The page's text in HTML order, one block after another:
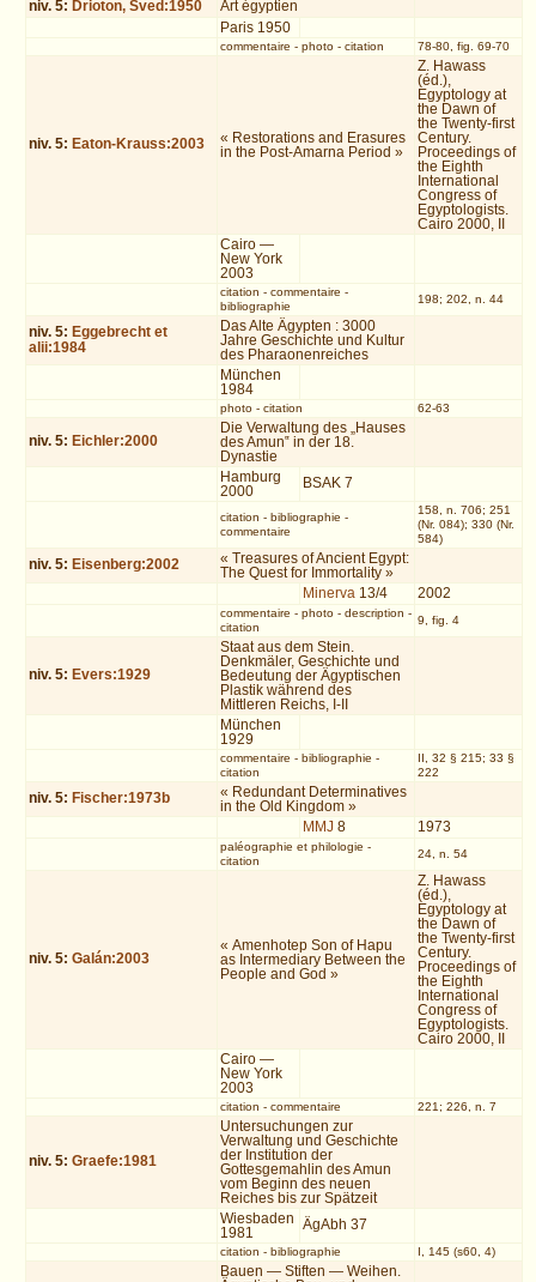
niv. 5: Drioton, Sved:1950
Art égyptien
Paris 1950
commentaire - photo- citation 78-80, fig. 69-70
niv. 5: Eaton-Krauss:2003
« Restorations and Erasures
in the Post-Amarna Period »
Z. Hawass
(éd.),
Egyptology at
the Dawn of
the Twenty-first
Century.
Proceedings of
the Eighth
International
Congress of
Egyptologists.
Cairo 2000, II
Cairo —
New York
2003
citation - commentaire -
bibliographie
198; 202, n. 44
niv. 5: Eggebrecht et
alii:1984
Das Alte Ägypten : 3000
Jahre Geschichte und Kultur
des Pharaonenreiches
München
1984
photo- citation 62-63
niv. 5: Eichler:2000
Die Verwaltung des „Hauses
des Amun‟ in der 18.
Dynastie
Hamburg
2000
BSAK 7
citation - bibliographie -
commentaire
158, n. 706; 251
(Nr. 084); 330 (Nr.
584)
niv. 5: Eisenberg:2002
« Treasures of Ancient Egypt:
The Quest for Immortality »
Minerva 13/4 2002
commentaire - photo- description -
citation
9, fig. 4
niv. 5: Evers:1929
Staat aus dem Stein.
Denkmäler, Geschichte und
Bedeutung der Ägyptischen
Plastik während des
Mittleren Reichs, I-II
München
1929
commentaire - bibliographie -
citation
II, 32 § 215; 33 §
222
niv. 5: Fischer:1973b
« Redundant Determinatives
in the Old Kingdom »
MMJ 8 1973
paléographie et philologie -
citation
24, n. 54
niv. 5:Galán:2003
« Amenhotep Son of Hapu
as Intermediary Between the
People and God »
Z. Hawass
(éd.),
Egyptology at
the Dawn of
the Twenty-first
Century.
Proceedings of
the Eighth
International
Congress of
Egyptologists.
Cairo 2000, II
Cairo —
New York
2003
citation - commentaire 221; 226, n. 7
niv. 5:Graefe:1981
Untersuchungen zur
Verwaltung und Geschichte
der Institution der
Gottesgemahlin des Amun
vom Beginn des neuen
Reiches bis zur Spätzeit
Wiesbaden
1981
ÄgAbh 37
citation - bibliographie I, 145 (s60, 4)
Bauen — Stiften — Weihen.